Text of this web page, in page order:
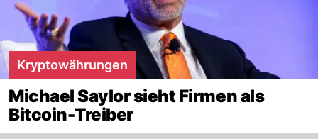
Kryptowährungen
Michael Saylor sieht Firmen als
Bitcoin-Treiber